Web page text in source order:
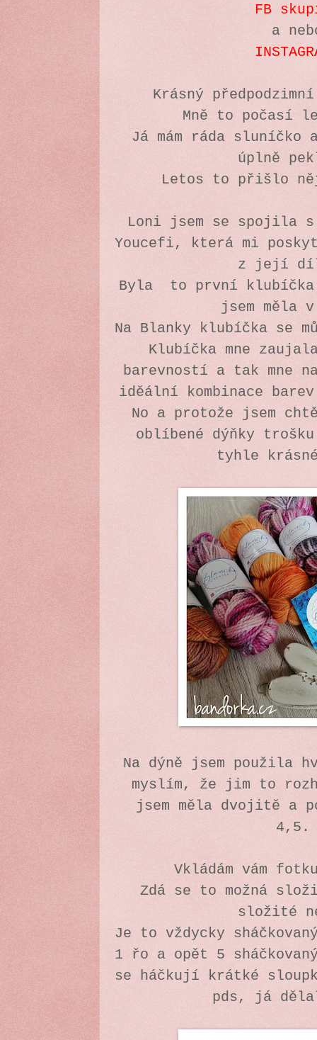
FB
a
Krásný
Mně to
Já mám ráda
úplně
Letos to přišlo
Loni jsem se spojila s
Youcefi, která mi
z její
Byla to první
jsem měla
Na Blanky klubíčka se
Klubíčka mne
barevností a tak mne
iděální kombinace
No a protože jsem
oblíbené dýňky
tyhle
Na dýně jsem použila
myslím, že jim to
jsem měla dvojitě a
Vkládám vám
Zdá se to možná
složité
Je to vždycky
1 řo a opět 5
se háčkují krátké
pds, já